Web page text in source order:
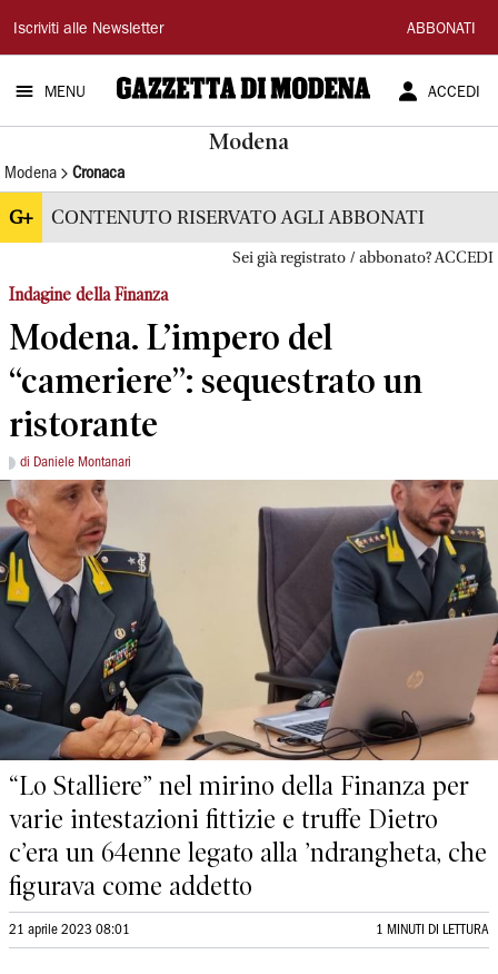
Gazzetta
di
Modena
Iscriviti alle Newsletter ABBONATI
MENU ACCEDI
Modena
Modena Cronaca
G+ CONTENUTO RISERVATO AGLI ABBONATI
Sei già registrato / abbonato? ACCEDI
Indagine della Finanza
Modena. L’impero del
“cameriere”: sequestrato un
ristorante
di Daniele Montanari
“Lo Stalliere” nel mirino della Finanza per
varie intestazioni fittizie e truffe Dietro
c’era un 64enne legato alla ’ndrangheta, che
figurava come addetto
21 aprile 2023 08:01 1 MINUTI DI LETTURA